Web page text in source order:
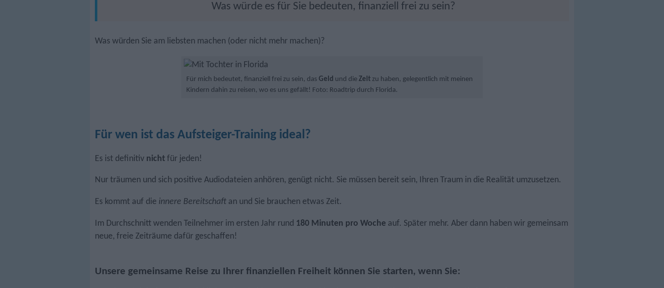
Was würde es für Sie bedeuten, finanziell frei zu sein?
Was würden Sie am liebsten machen (oder nicht mehr machen)?
Für mich bedeutet, finanziell frei zu sein, das Geld und die Zeit zu haben, gelegentlich mit meinen
Kindern dahin zu reisen, wo es uns gefällt! Foto: Roadtrip durch Florida.
Für wen ist das Aufsteiger-Training ideal?
Es ist definitiv nicht für jeden!
Nur träumen und sich positive Audiodateien anhören, genügt nicht. Sie müssen bereit sein, Ihren Traum in die Realität umzusetzen.
Es kommt auf die innere Bereitschaft an und Sie brauchen etwas Zeit.
Im Durchschnitt wenden Teilnehmer im ersten Jahr rund 180 Minuten pro Woche auf. Später mehr. Aber dann haben wir gemeinsam
neue, freie Zeiträume dafür geschaffen!
Unsere gemeinsame Reise zu Ihrer finanziellen Freiheit können Sie starten, wenn Sie: